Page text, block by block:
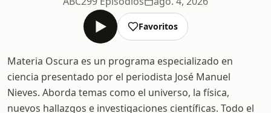
Favoritos
Materia Oscura es un programa especializado en
ciencia presentado por el periodista José Manuel
Nieves. Aborda temas como el universo, la física,
nuevos hallazgos e investigaciones científicas. Todo el